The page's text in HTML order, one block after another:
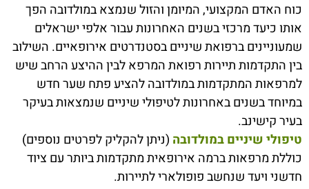
כוח האדם המקצועי, המיומן והזול שנמצא במולדובה הפך
אותו כיעד מרכזי בשנים האחרונות עבור אלפי ישראלים
שמעוניינים ברפואת שיניים בסטנדרטים אירופאיים. השילוב
בין התקדמות תיירות רפואת המרפא לבין ההיצע הרחב שיש
למרפאות המתקדמות במולדובה להציע פתח שער חדש
במיוחד בשנים באחרונות לטיפולי שיניים שנמצאות בעיקר
בעיר קישינב.
טיפולי שיניים במולדובה (ניתן להקליק לפרטים נוספים)
כוללת מרפאות ברמה אירופאית מתקדמות ביותר עם ציוד
חדשני ויעד שנחשב פופולארי לתיירות.